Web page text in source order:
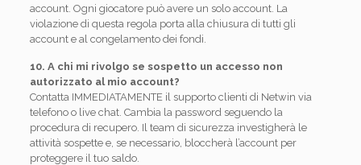
account. Ogni giocatore può avere un solo account. La
violazione di questa regola porta alla chiusura di tutti gli
account e al congelamento dei fondi.
10. A chi mi rivolgo se sospetto un accesso non
autorizzato al mio account?
Contatta IMMEDIATAMENTE il supporto clienti di Netwin via
telefono o live chat. Cambia la password seguendo la
procedura di recupero. Il team di sicurezza investigherà le
attività sospette e, se necessario, bloccherà l’account per
proteggere il tuo saldo.